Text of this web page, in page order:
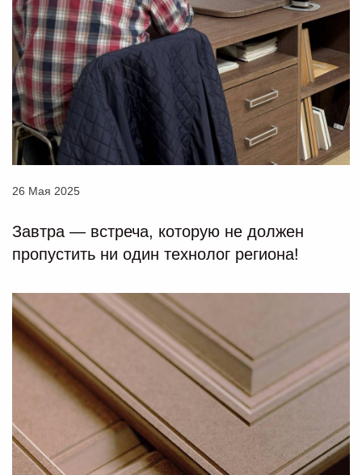
26 Мая 2025
Завтра — встреча, которую не должен
пропустить ни один технолог региона!